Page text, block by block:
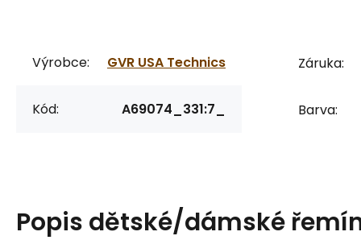
Výrobce: GVR USA Technics
Kód: A69074_331:7_
Záruka:
Barva:
Popis dětské/dámské